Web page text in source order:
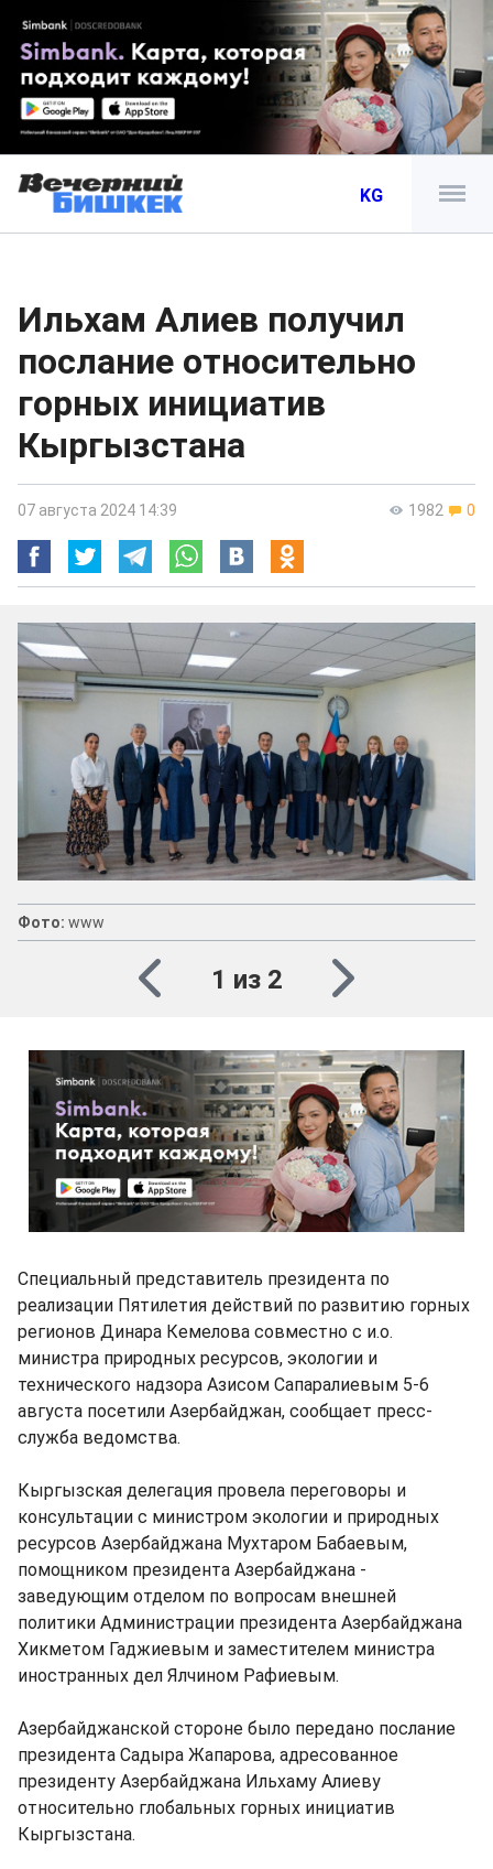
KG
Ильхам Алиев получил
послание относительно
горных инициатив
Кыргызстана
1982 0
07 августа 2024 14:39
Фото: www
1 из 2
Специальный представитель президента по
реализации Пятилетия действий по развитию горных
регионов Динара Кемелова совместно с и.о.
министра природных ресурсов, экологии и
технического надзора Азисом Сапаралиевым 5-6
августа посетили Азербайджан, сообщает пресс-
служба ведомства.
Кыргызская делегация провела переговоры и
консультации с министром экологии и природных
ресурсов Азербайджана Мухтаром Бабаевым,
помощником президента Азербайджана -
заведующим отделом по вопросам внешней
политики Администрации президента Азербайджана
Хикметом Гаджиевым и заместителем министра
иностранных дел Ялчином Рафиевым.
Азербайджанской стороне было передано послание
президента Садыра Жапарова, адресованное
президенту Азербайджана Ильхаму Алиеву
относительно глобальных горных инициатив
Кыргызстана.